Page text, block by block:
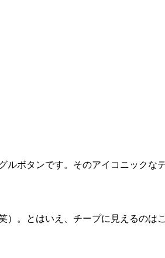
ボタンです。そのアイコニックな
。とはいえ、チープに見えるのは